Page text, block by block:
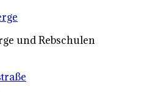
und Rebschulen